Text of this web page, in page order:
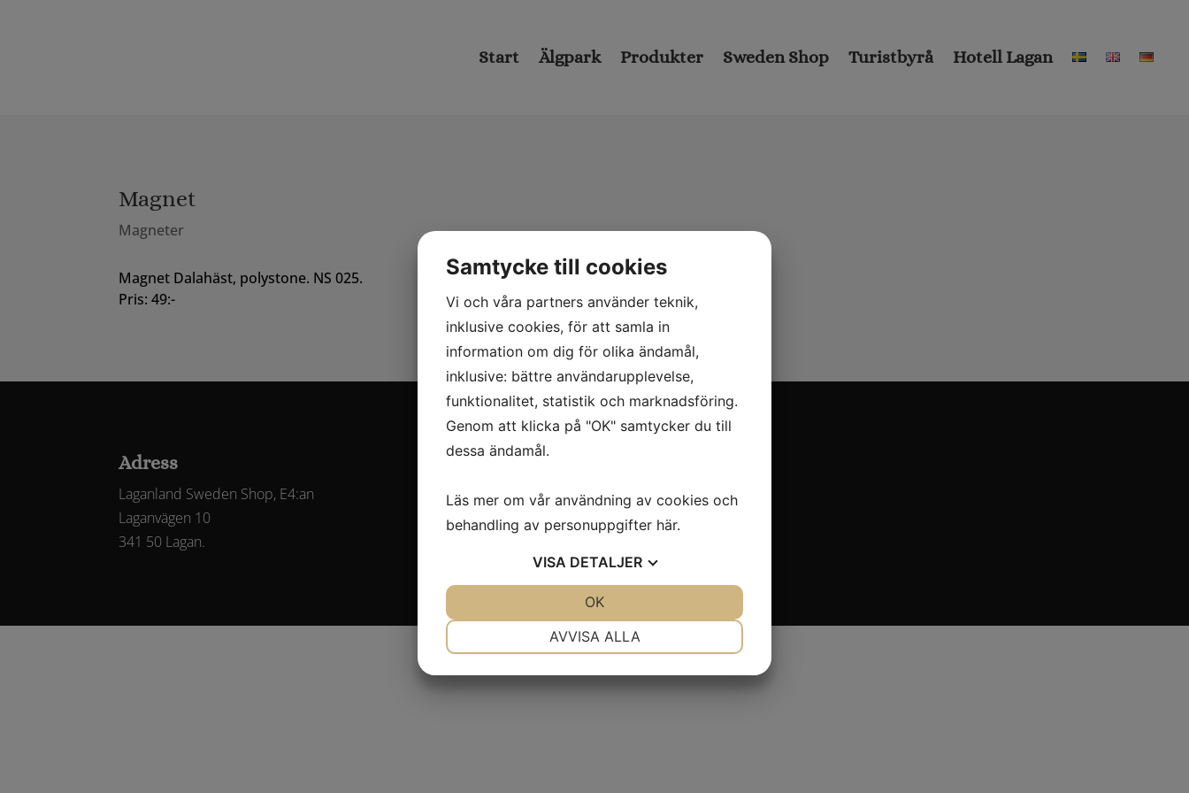
Start Älgpark Produkter Sweden Shop Turistbyrå Hotell Lagan
Magnet
Magneter
Magnet Dalahäst, polystone. NS 025.
Pris: 49:-
Adress
Laganland Sweden Shop, E4:an
Laganvägen 10
341 50 Lagan.
Kontakt
Tel. +46(0)372-308 80
info@laganland.se
Samtycke till cookies
Vi och våra partners använder teknik,
inklusive cookies, för att samla in
information om dig för olika ändamål,
inklusive: bättre användarupplevelse,
funktionalitet, statistik och marknadsföring.
Genom att klicka på "OK" samtycker du till
dessa ändamål.
Läs mer om vår användning av cookies och
behandling av personuppgifter här.
VISA DETALJER
AVVISA ALLA
OK